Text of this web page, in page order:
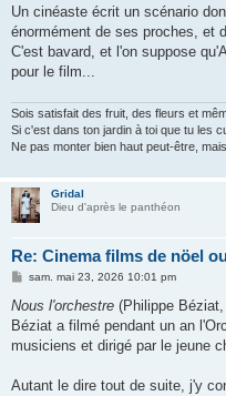
a
g
Un cinéaste écrit un scénario
énormément de ses proches, et
C'est bavard, et l'on suppose
pour le film...
Sois satisfait des fruit, des fleurs et
Si c'est dans ton jardin à toi que tu les
Ne pas monter bien haut peut-être,
Gridal
Dieu d'après le panthéon
Re: Cinema films de nöel
M
s
a
g
sam. mai 23, 2026 10:01 pm
Nous l'orchestre (Philippe
Béziat a filmé pendant un an
musiciens et dirigé par le jeune
Autant le dire tout de suite, j'y